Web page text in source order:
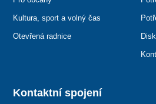
Kontaktní spojení
Kultura, sport a volný čas
Otevřená radnice